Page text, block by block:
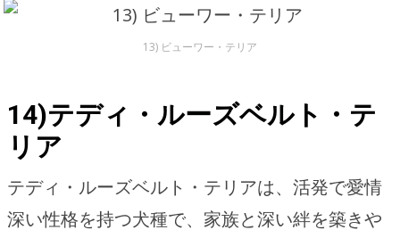
13) ビューワー・テリア
14)テディ・ルーズベルト・テ
リア
テディ・ルーズベルト・テリアは、活発で愛情
深い性格を持つ犬種で、家族と深い絆を築きや